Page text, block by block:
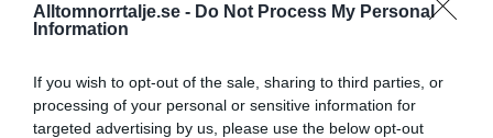
Alltomnorrtalje.se - Do Not Process My Personal
Information
If you wish to opt-out of the sale, sharing to third parties, or
processing of your personal or sensitive information for
targeted advertising by us, please use the below opt-out